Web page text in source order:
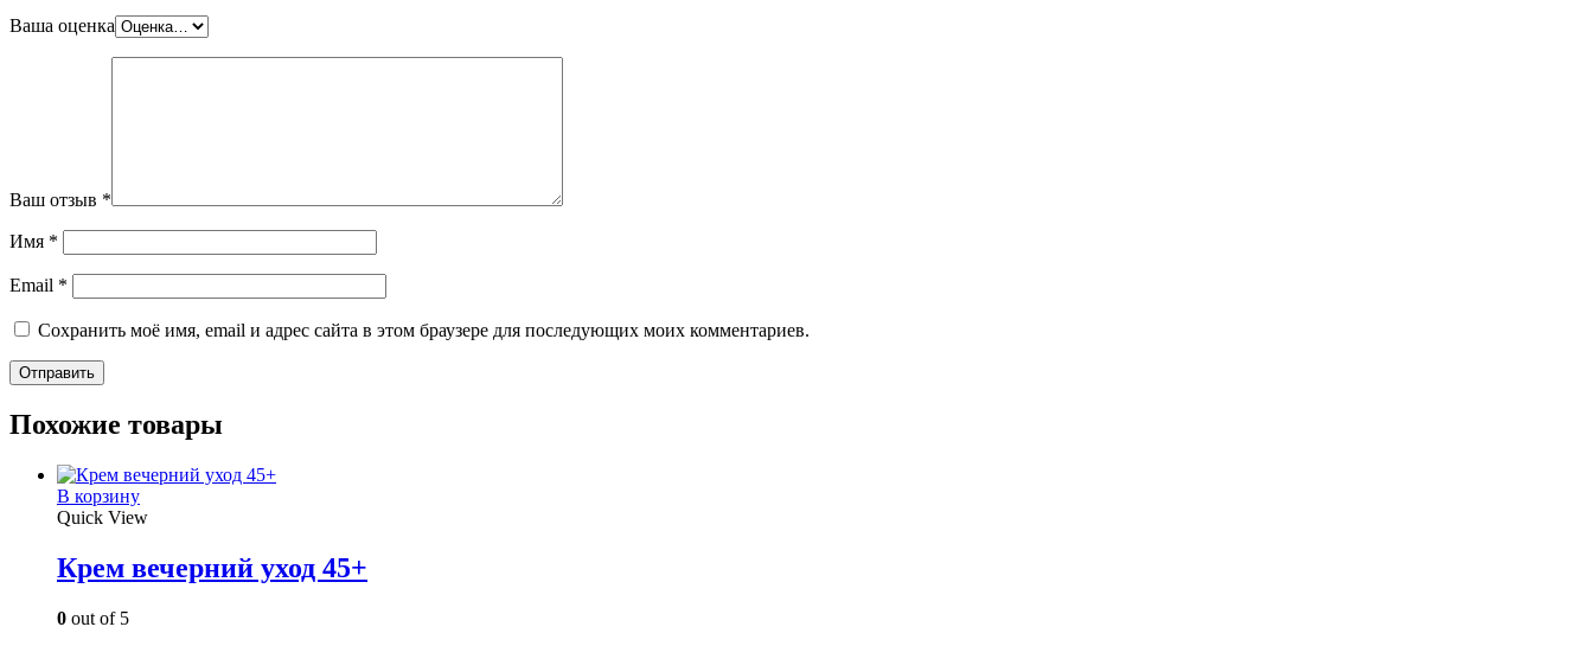
Ваша оценка
Ваш отзыв *
Имя *
Email *
Сохранить моё имя, email и адрес сайта в этом браузере для последующих моих комментариев.
Похожие товары
В корзину
Quick View
Крем вечерний уход 45+
0 out of 5